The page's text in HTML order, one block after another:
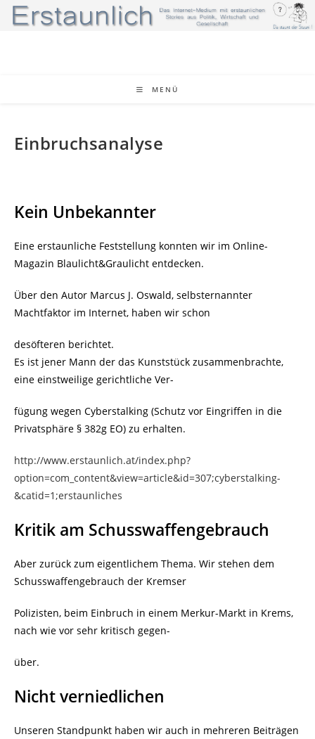
Zum
Inhalt
MENÜ
Einbruchsanalyse
Kein Unbekannter
Eine erstaunliche Feststellung konnten wir im Online-
Magazin Blaulicht&Graulicht entdecken.
Über den Autor Marcus J. Oswald, selbsternannter
Machtfaktor im Internet, haben wir schon
desöfteren berichtet.
Es ist jener Mann der das Kunststück zusammenbrachte,
eine einstweilige gerichtliche Ver-
fügung wegen Cyberstalking (Schutz vor Eingriffen in die
Privatsphäre § 382g EO) zu erhalten.
http://www.erstaunlich.at/index.php?
option=com_content&view=article&id=307;cyberstalking-
&catid=1;erstaunliches
Kritik am Schusswaffengebrauch
Aber zurück zum eigentlichem Thema. Wir stehen dem
Schusswaffengebrauch der Kremser
Polizisten, beim Einbruch in einem Merkur-Markt in Krems,
nach wie vor sehr kritisch gegen-
über.
Nicht verniedlichen
Unseren Standpunkt haben wir auch in mehreren Beiträgen